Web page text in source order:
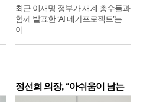
메
최근 이재명 정부가 재계 총수들과
함께 발표한 ‘AI 메가프로젝트’는
이
정선희 의장, “아쉬움이 남는